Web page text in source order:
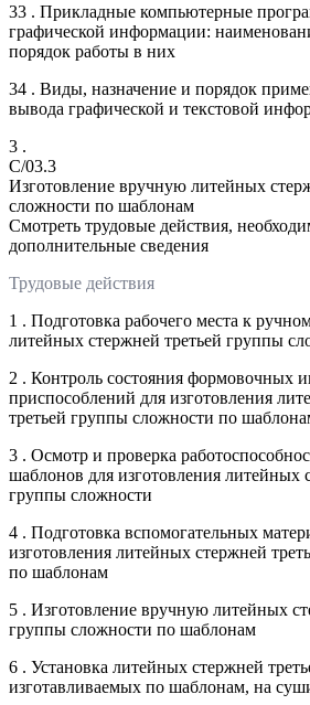
33 . Прикладные компьютерные
графической информации:
порядок работы в них
34 . Виды, назначение и порядок
вывода графической и текстовой
3 .
C/03.3
Изготовление вручную литейных
сложности по шаблонам
Смотреть трудовые действия,
дополнительные сведения
Трудовые действия
1 . Подготовка рабочего места к
литейных стержней третьей группы
2 . Контроль состояния формовочных
приспособлений для изготовления
третьей группы сложности по
3 . Осмотр и проверка
шаблонов для изготовления литейных
группы сложности
4 . Подготовка вспомогательных
изготовления литейных стержней
по шаблонам
5 . Изготовление вручную литейных
группы сложности по шаблонам
6 . Установка литейных стержней
изготавливаемых по шаблонам, на